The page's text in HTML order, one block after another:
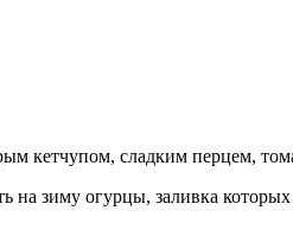
кетчупом, сладким перцем,
зиму огурцы, заливка